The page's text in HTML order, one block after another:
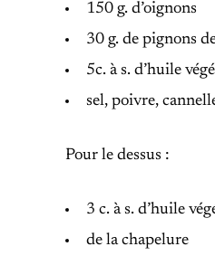
150 g. d’oignons
30 g. de pignons
5c. à s. d’huile
sel, poivre,
Pour le dessus :
3 c. à s. d’huile
de la chapelure